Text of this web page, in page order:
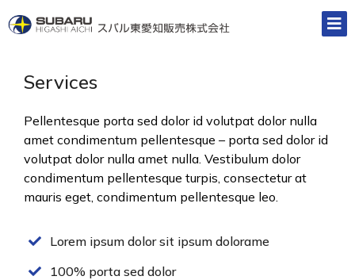
Services
Pellentesque porta sed dolor id volutpat dolor nulla
amet condimentum pellentesque – porta sed dolor id
volutpat dolor nulla amet nulla. Vestibulum dolor
condimentum pellentesque turpis, consectetur at
mauris eget, condimentum pellentesque leo.
Lorem ipsum dolor sit ipsum dolorame
100% porta sed dolor